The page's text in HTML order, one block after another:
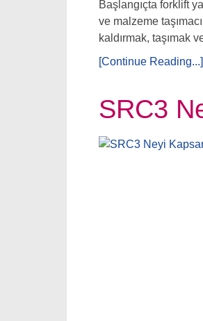
Başlangıçta forklift
ve malzeme
kaldırmak, taşımak
[Continue Reading...]
SRC3